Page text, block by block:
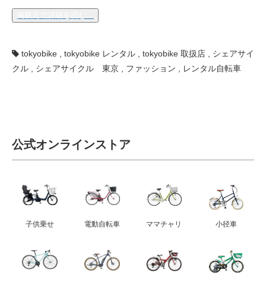
法人様
その他
個人情報保護
tokyobike tokyobike レンタル tokyobike 取扱店
シェアサイ
クル
シェアサイクル 東京 ファッション レンタル自転車
公式オンラインストア
子供乗せ 電動自転車 ママチャリ 小径車